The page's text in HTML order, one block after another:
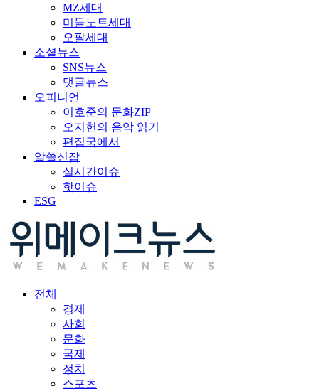
MZ세대
미들노트세대
오팔세대
소셜뉴스
SNS뉴스
댓글뉴스
오피니언
이호준의 문화ZIP
오지헌의 음악 읽기
편집국에서
알쓸신잡
실시간이슈
핫이슈
ESG
전체
경제
사회
문화
국제
정치
스포츠